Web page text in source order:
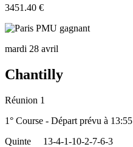
3451.40 €
mardi 28 avril
Chantilly
Réunion 1
1° Course - Départ prévu à 13:55
Quinte
13-4-1-10-2-7-6-3